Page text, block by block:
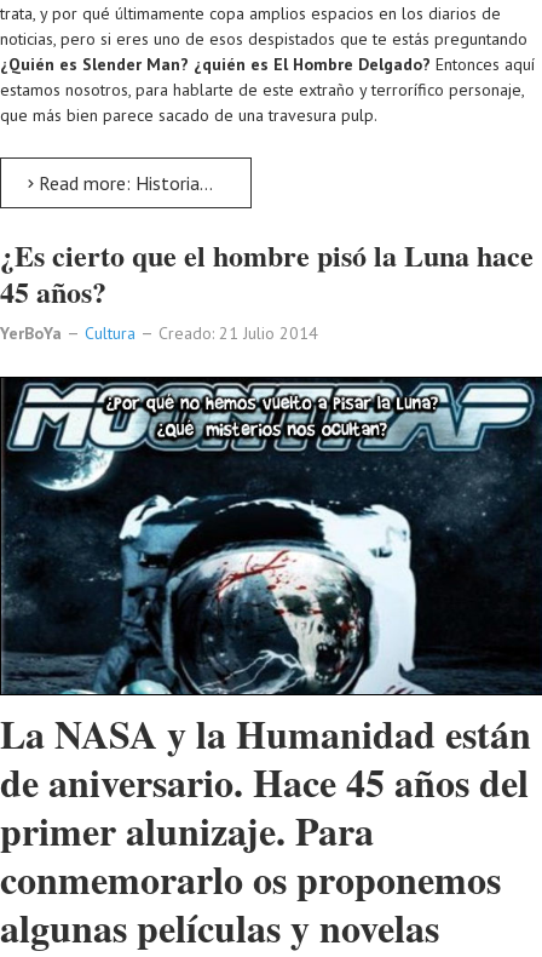
trata, y por qué últimamente copa amplios espacios en los diarios de
noticias, pero si eres uno de esos despistados que te estás preguntando
¿Quién es Slender Man? ¿quién es El Hombre Delgado? Entonces aquí
estamos nosotros, para hablarte de este extraño y terrorífico personaje,
que más bien parece sacado de una travesura pulp.
Read more: Historias de miedo: Slenderman
¿Es cierto que el hombre pisó la Luna hace
45 años?
YerBoYa Cultura Creado: 21 Julio 2014
La NASA y la Humanidad están
de aniversario. Hace 45 años del
primer alunizaje. Para
conmemorarlo os proponemos
algunas películas y novelas